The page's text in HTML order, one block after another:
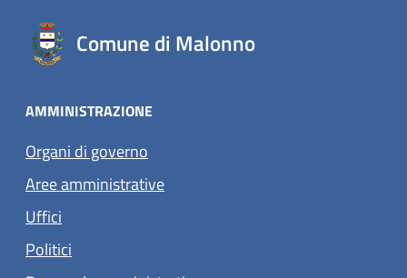
Comune di Malonno
AMMINISTRAZIONE
Organi di governo
Aree amministrative
Uffici
Politici